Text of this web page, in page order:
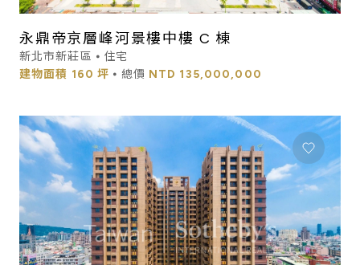
永鼎帝京層峰河景樓中樓 C 棟
新北市新莊區 ⦁ 住宅
建物面積 160 坪 ⦁ 總價 NTD 135,000,000